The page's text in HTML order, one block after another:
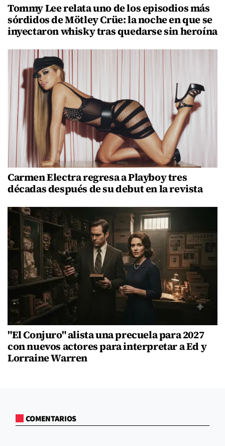
Tommy Lee relata uno de los episodios más
sórdidos de Mötley Crüe: la noche en que se
inyectaron whisky tras quedarse sin heroína
Carmen Electra regresa a Playboy tres
décadas después de su debut en la revista
"El Conjuro" alista una precuela para 2027
con nuevos actores para interpretar a Ed y
Lorraine Warren
COMENTARIOS